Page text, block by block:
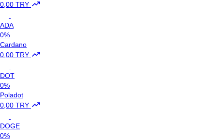
0,00 TRY
ADA
0%
Cardano
0,00 TRY
DOT
0%
Poladot
0,00 TRY
DOGE
0%